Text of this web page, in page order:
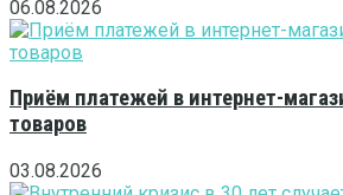
06.08.2026
Приём платежей в интернет-
товаров
03.08.2026